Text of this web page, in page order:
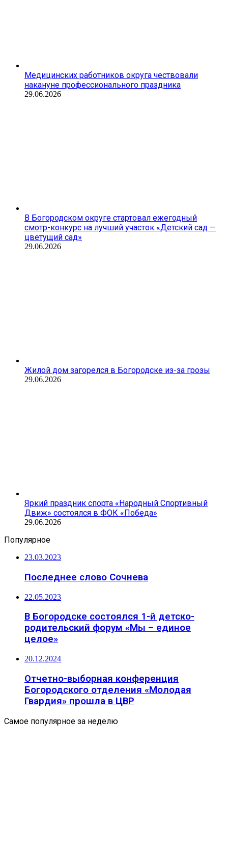
Медицинских работников округа чествовали
накануне профессионального праздника
29.06.2026
В Богородском округе стартовал ежегодный
смотр-конкурс на лучший участок «Детский сад —
цветущий сад»
29.06.2026
Жилой дом загорелся в Богородске из-за грозы
29.06.2026
Яркий праздник спорта «Народный Спортивный
Движ» состоялся в ФОК «Победа»
29.06.2026
Популярное
23.03.2023
Последнее слово Сочнева
22.05.2023
В Богородске состоялся 1-й детско-
родительский форум «Мы – единое
целое»
20.12.2024
Отчетно-выборная конференция
Богородского отделения «Молодая
Гвардия» прошла в ЦВР
Самое популярное за неделю